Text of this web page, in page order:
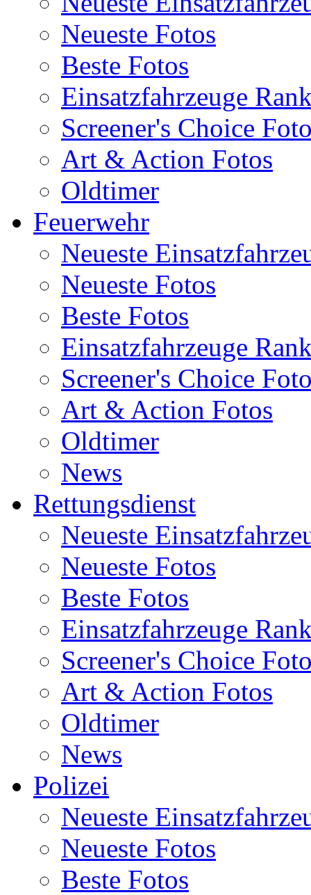
Neueste Fotos
Beste Fotos
Einsatzfahrzeuge
Screener's Choice
Art & Action Fotos
Oldtimer
Feuerwehr
Neueste
Neueste Fotos
Beste Fotos
Einsatzfahrzeuge
Screener's Choice
Art & Action Fotos
Oldtimer
News
Rettungsdienst
Neueste
Neueste Fotos
Beste Fotos
Einsatzfahrzeuge
Screener's Choice
Art & Action Fotos
Oldtimer
News
Polizei
Neueste
Neueste Fotos
Beste Fotos